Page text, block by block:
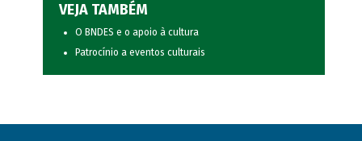
VEJA TAMBÉM
O BNDES e o apoio à cultura
Patrocínio a eventos culturais